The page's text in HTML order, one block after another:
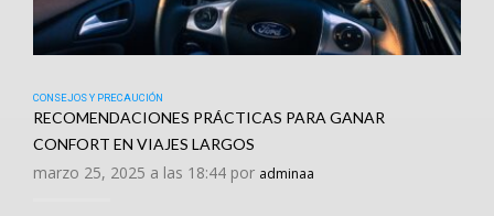
CONSEJOS Y PRECAUCIÓN
RECOMENDACIONES PRÁCTICAS PARA GANAR
CONFORT EN VIAJES LARGOS
marzo 25, 2025 a las 18:44 por adminaa